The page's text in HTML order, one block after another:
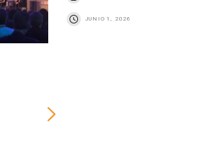
JUNIO 1, 2026